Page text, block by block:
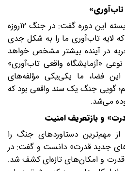
کوهی با اشاره به تجربه زیسته این دوره گفت: در جنگ ۱۲‌روزه
که لایه تاب‌آوری ما را به شکل جدی
در آینده بیشتر مشخص خواهد
«آزمایشگاه واقعی تاب‌آوری»
فضا، ما یکی‌یکی مؤلفه‌های
گویی جنگ یک سند واقعی بود که
می‌شد.
و بازتعریف امنیت
از مهم‌ترین دستاوردهای جنگ را
جدید قدرت» دانست و گفت: در
و امکان‌های تازه‌ای کشف شد.